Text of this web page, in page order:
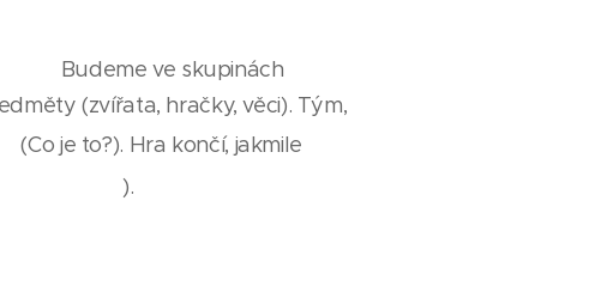
Budeme ve skupinách
(zvířata, hračky, věci). Tým,
(Co je to?). Hra končí, jakmile
).